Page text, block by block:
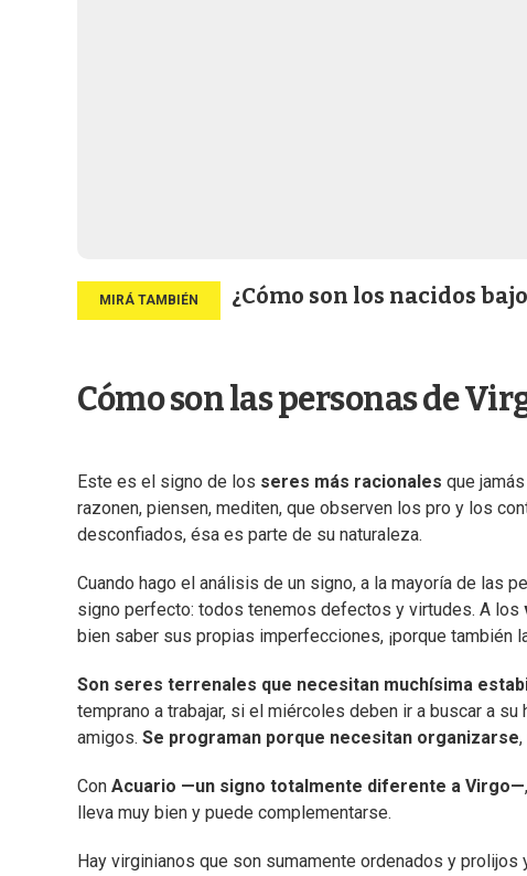
¿Cómo son los nacidos
Cómo son las personas de
Este es el signo de los seres más racionales que
razonen, piensen, mediten, que observen los pro y los
desconfiados, ésa es parte de su naturaleza.
Cuando hago el análisis de un signo, a la mayoría de las
signo perfecto: todos tenemos defectos y virtudes. A los
bien saber sus propias imperfecciones, ¡porque también
Son seres terrenales que necesitan muchísima
temprano a trabajar, si el miércoles deben ir a buscar a
amigos. Se programan porque necesitan organizarse
Con Acuario —un signo totalmente diferente a Virgo—
lleva muy bien y puede complementarse.
Hay virginianos que son sumamente ordenados y prolijos